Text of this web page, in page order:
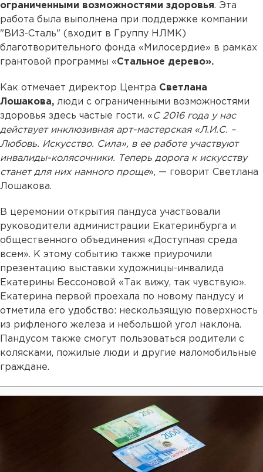
ограниченными возможностями здоровья. Эта
работа была выполнена при поддержке компании
"ВИЗ-Сталь" (входит в Группу НЛМК)
благотворительного фонда «Милосердие» в рамках
грантовой программы «Стальное дерево».
Как отмечает директор Центра Светлана
Лошакова, люди с ограниченными возможностями
здоровья здесь частые гости. « С 2016 года у нас
действует инклюзивная арт-мастерская «Л.И.С. –
Любовь. Искусство. Сила», в ее работе участвуют
инвалиды-колясочники. Теперь дорога к искусству
станет для них намного проще», — говорит Светлана
Лошакова.
В церемонии открытия пандуса участвовали
руководители администрации Екатеринбурга и
общественного объединения «Доступная среда
всем». К этому событию также приурочили
презентацию выставки художницы-инвалида
Екатерины Бессоновой «Так вижу, так чувствую».
Екатерина первой проехала по новому пандусу и
отметила его удобство: нескользящую поверхность
из рифленого железа и небольшой угол наклона.
Пандусом также смогут пользоваться родители с
колясками, пожилые люди и другие маломобильные
граждане.